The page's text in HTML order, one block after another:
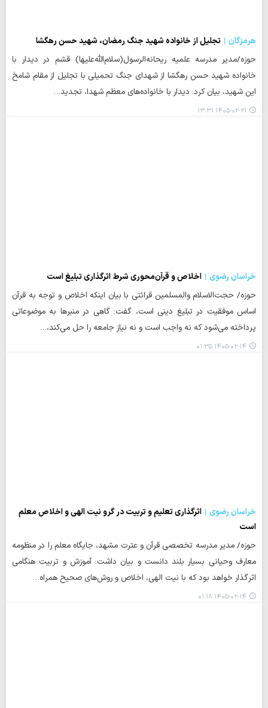
هرمزگان
تجلیل از خانواده شهید جنگ رمضان، شهید حسن رهگشا
حوزه/مدیر مدرسه علمیه ریحانه‌الرسول(سلام‌الله‌علیها) قشم در دیدار با
خانواده شهید حسن رهگشا از شهدای جنگ تحمیلی با تجلیل از مقام شامخ
این شهید، بیان کرد: دیدار با خانواده‌های معظم شهدا، تجدید…
۱۴۰۵-۰۲-۲۱ ۱۳:۳۱
خراسان رضوی
اخلاص و قرآن‌محوری شرط اثرگذاری تبلیغ است
حوزه/ حجت‌الاسلام والمسلمین قرائتی با بیان اینکه اخلاص و توجه به قرآن
اساس موفقیت در تبلیغ دینی است، گفت: گاهی در منبرها به موضوعاتی
پرداخته می‌شود که نه واجب است و نه نیاز جامعه را حل می‌کند،…
۱۴۰۵-۰۲-۱۴ ۰۱:۳۵
خراسان رضوی
اثرگذاری تعلیم و تربیت در گرو نیت الهی و اخلاص معلم
است
حوزه/ مدیر مدرسه تخصصی قرآن و عترت مشهد، جایگاه معلم را در منظومه
معارف وحیانی بسیار بلند دانست و بیان داشت: آموزش و تربیت هنگامی
اثرگذار خواهد بود که با نیت الهی، اخلاص و روش‌های صحیح همراه…
۱۴۰۵-۰۲-۱۴ ۰۱:۱۸